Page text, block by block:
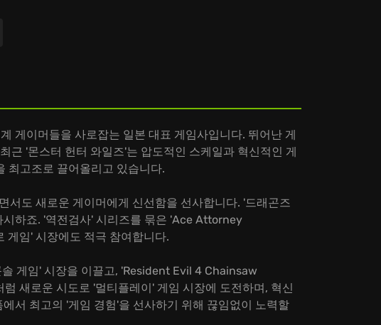
게이머들을 사로잡는 일본 대표 게임사입니다. 뛰어난 게
근 '몬스터 헌터 와일즈'는 압도적인 스케일과 혁신적인 게
최고조로 끌어올리고 있습니다.
서도 새로운 게이머에게 신선함을 선사합니다. '드래곤즈
시하죠. '역전검사' 시리즈를 묶은 'Ace Attorney
임' 시장에도 적극 참여합니다.
게임' 시장을 이끌고, 'Resident Evil 4 Chainsaw
새로운 시도로 '멀티플레이' 게임 시장에 도전하며, 혁신
서 최고의 '게임 경험'을 선사하기 위해 끊임없이 노력할